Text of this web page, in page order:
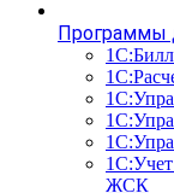
Программы
ЖСК